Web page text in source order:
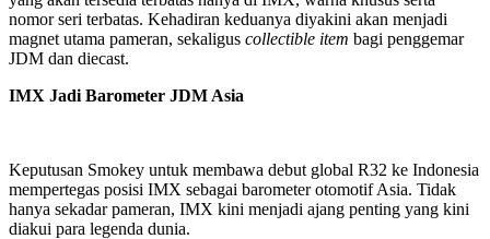
nomor seri terbatas. Kehadiran keduanya diyakini akan menjadi
magnet utama pameran, sekaligus collectible item bagi penggemar
JDM dan diecast.
IMX Jadi Barometer JDM Asia
Keputusan Smokey untuk membawa debut global R32 ke Indonesia
mempertegas posisi IMX sebagai barometer otomotif Asia. Tidak
hanya sekadar pameran, IMX kini menjadi ajang penting yang kini
diakui para legenda dunia.